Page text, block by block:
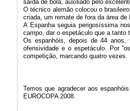
saída de bola, auxiliado pelo
O técnico alemão colocou o
criada, um remate de fora da área
A Espanha seguia perigosíssima
campo, dar o espetáculo que a tanto
Os espanhóis, depois de 44
ofensividade e o espetáculo. Por
competição, marcando quatro vezes.
Temos que agradecer aos
EUROCOPA 2008.